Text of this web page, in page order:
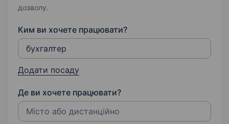
дозволу.
Ким ви хочете працювати?
Додати посаду
Де ви хочете працювати?